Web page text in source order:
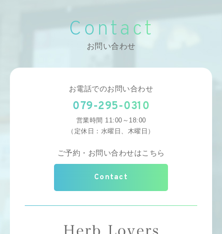
Contact
お問い合わせ
お電話でのお問い合わせ
079-295-0310
営業時間 11:00～18:00
（定休日：水曜日、木曜日）
ご予約・お問い合わせはこちら
Contact